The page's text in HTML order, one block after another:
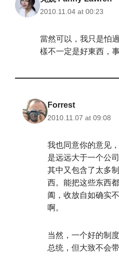
2010.11.04 at 00:23
當然可以，我只是怕
樣不一定是好東西，
Forrest
2010.11.07 at 09:08
我也同意你的意见
是远远大于一个公
其中又包含了太多
西。能把这些东西
阖，收放自如确实
啊。
当然，一个好的制
总统，但大致不会